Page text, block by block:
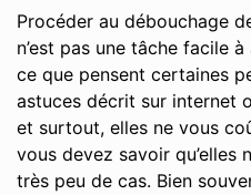
Procéder au débouchage
n’est pas une tâche facile
ce que pensent certaines
astuces décrit sur internet
et surtout, elles ne vous
vous devez savoir qu’elles
très peu de cas. Bien